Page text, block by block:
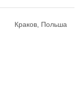
Краков, Польша